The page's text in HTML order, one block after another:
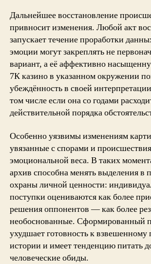
Дальнейшее восстановление
привносит изменения. Любой акт
запускает течение проработки
эмоции могут закреплять не
вариант, а её аффективно
7К казино в указанном окружении
убеждённость в своей
том числе если она со годами
действительной порядка
Особенно уязвимы изменениям
увязанные с спорами и
эмоциональной веса. В таких
архив способна менять выделения в
охраны личной ценности:
поступки оцениваются как более
решения оппонентов — как более
необоснованные. Сформированный
ухудшает готовность к
истории и имеет тенденцию питать
человеческие обиды.